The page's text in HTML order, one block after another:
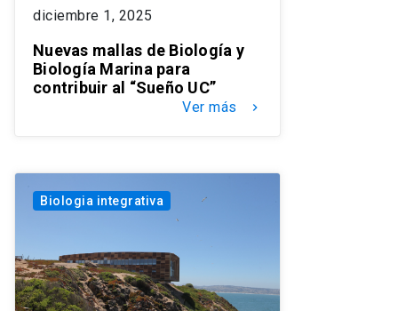
diciembre 1, 2025
Nuevas mallas de Biología y
Biología Marina para
contribuir al “Sueño UC”
Ver más keyboard_arrow_right
Biologia integrativa